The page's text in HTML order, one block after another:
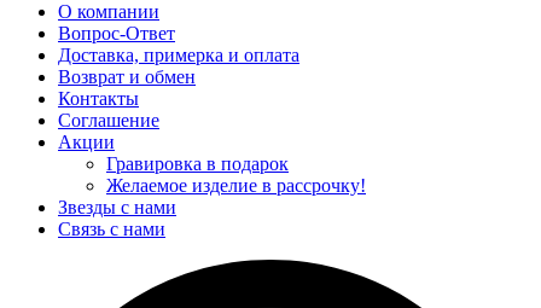
О компании
Вопрос-Ответ
Доставка, примерка и оплата
Возврат и обмен
Контакты
Соглашение
Акции
Гравировка в подарок
Желаемое изделие в рассрочку!
Звезды с нами
Связь с нами